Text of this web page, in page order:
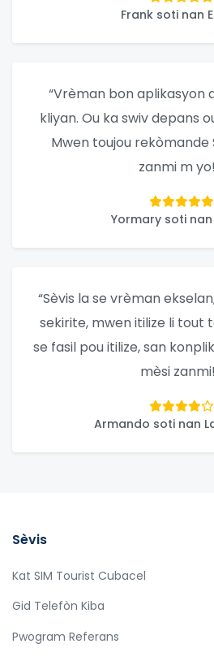
Frank soti nan
“Vrèman bon aplikasyon
kliyan. Ou ka swiv depans
Mwen toujou rekòmande
zanmi m
Yormary soti nan
“Sèvis la se vrèman
sekirite, mwen itilize li tout
se fasil pou itilize, san
mèsi
Armando soti nan
Sèvis
Kat SIM Tourist Cubacel
Gid Telefòn Kiba
Pwogram Referans